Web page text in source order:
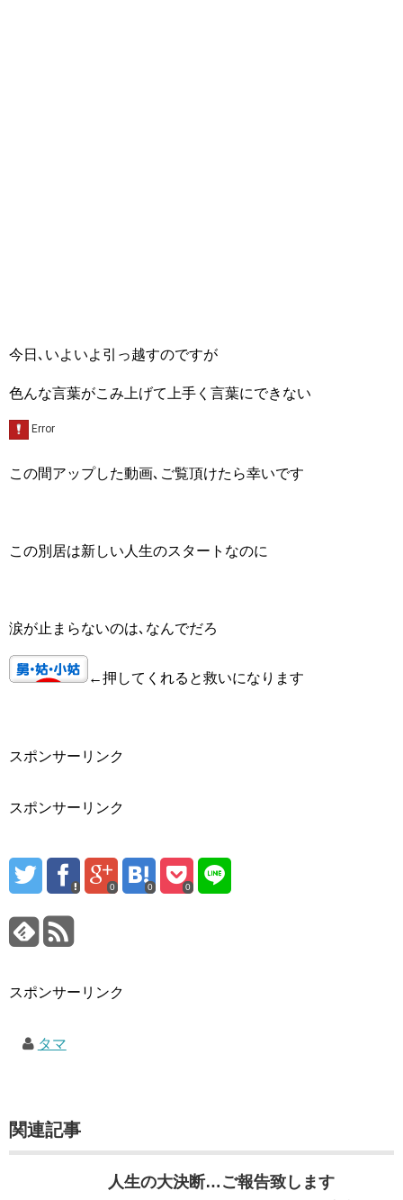
今日､いよいよ引っ越すのですが
色んな言葉がこみ上げて上手く言葉にできない
この間アップした動画､ご覧頂けたら幸いです
この別居は新しい人生のスタートなのに
涙が止まらないのは､なんでだろ
←押してくれると救いになります
スポンサーリンク
スポンサーリンク
0 0 0
スポンサーリンク
タマ
関連記事
人生の大決断…ご報告致します